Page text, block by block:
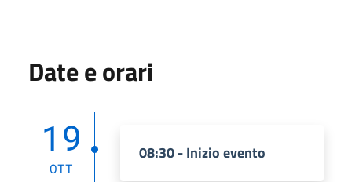
Date e orari
19
OTT
08:30 - Inizio evento